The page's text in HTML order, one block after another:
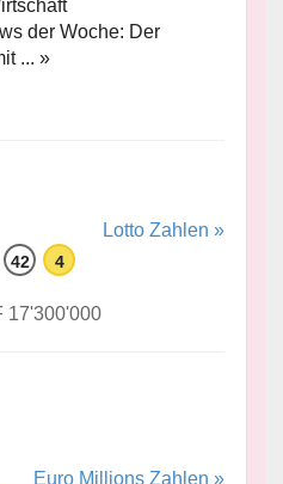
der Woche: Der
... »
Lotto Zahlen »
42 4
17'300'000
Euro Millions Zahlen »